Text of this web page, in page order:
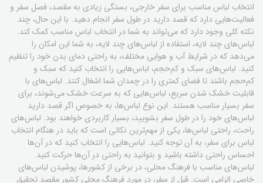
انتخاب لباس مناسب برای سفر خارجی، بستگی زیادی به مقصد، فصل سفر و
فعالیت‌هایی دارد که قصد دارید در طول سفر انجام دهید. با این حال، چند
نکته کلی وجود دارد که می‌تواند به شما در انتخاب لباس مناسب کمک کند.
لباس‌های چند لایه، استفاده از لباس‌های چند لایه، به شما این امکان را
می‌دهد که در شرایط آب و هوایی مختلف، به راحتی دمای بدن خود را تنظیم
کنید. لباس‌های سبک و کم‌حجم، لباس‌هایی را انتخاب کنید که سبک و
کم‌حجم باشند تا فضای کمتری را در چمدان شما اشغال کنند. لباس‌های با
قابلیت خشک شدن سریع، لباس‌هایی که به سرعت خشک می‌شوند، برای
سفر بسیار مناسب هستند. این نوع لباس‌ها، به خصوص اگر قصد دارید
لباس‌های خود را در طول سفر بشویید، بسیار کاربردی خواهند بود. لباس‌های
راحت، راحتی لباس‌ها، یکی از مهم‌ترین نکاتی است که باید در هنگام انتخاب
لباس برای سفر، به آن توجه کنید. لباس‌هایی را انتخاب کنید که در آن‌ها
احساس راحتی داشته باشید و بتوانید به راحتی در آن‌ها حرکت کنید.
لباس‌های مناسب با فرهنگ محلی، در برخی از کشورها، پوشیدن لباس‌های
خاصی الزامی است. قبل از سفر، در مورد فرهنگ محلی کشور مقصد تحقیق